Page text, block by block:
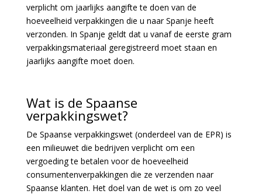
verplicht om jaarlijks aangifte te doen van de
hoeveelheid verpakkingen die u naar Spanje heeft
verzonden. In Spanje geldt dat u vanaf de eerste gram
verpakkingsmateriaal geregistreerd moet staan en
jaarlijks aangifte moet doen.
Wat is de Spaanse
verpakkingswet?
De Spaanse verpakkingswet (onderdeel van de EPR) is
een milieuwet die bedrijven verplicht om een
vergoeding te betalen voor de hoeveelheid
consumentenverpakkingen die ze verzenden naar
Spaanse klanten. Het doel van de wet is om zo veel